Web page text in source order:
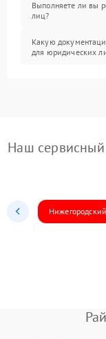
Выполняете ли вы
лиц?
Какую
для юридических
Наш
Нижегородский